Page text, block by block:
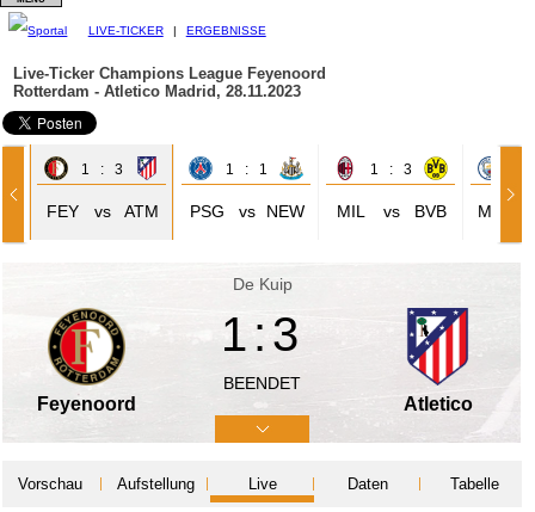
LIVE-TICKER | ERGEBNISSE
Live-Ticker Champions League Feyenoord
Rotterdam - Atletico Madrid, 28.11.2023
1 : 3
FEY vs ATM
1 : 1
PSG vs NEW
1 : 3
MIL vs BVB MAC
De Kuip
Feyenoord
1:3
BEENDET
Atletico
Vorschau Aufstellung Live Daten Tabelle